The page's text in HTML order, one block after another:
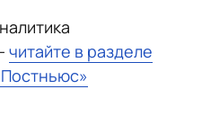
читайте в разделе